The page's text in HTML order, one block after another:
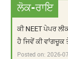
ਲੋਕ-ਰਾਇ
ਕੀ NEET ਪੇਪਰ
ਹੈ ਜਿਵੇਂ ਕੀ ਵਾਂਗਚੂਕ
Posted on:2026-